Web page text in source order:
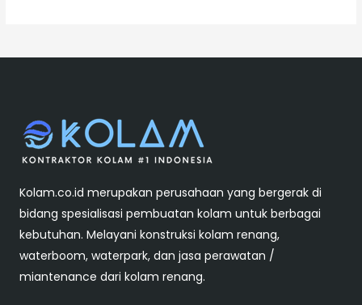
Kolam.co.id merupakan perusahaan yang bergerak di
bidang spesialisasi pembuatan kolam untuk berbagai
kebutuhan. Melayani konstruksi kolam renang,
waterboom, waterpark, dan jasa perawatan /
miantenance dari kolam renang.